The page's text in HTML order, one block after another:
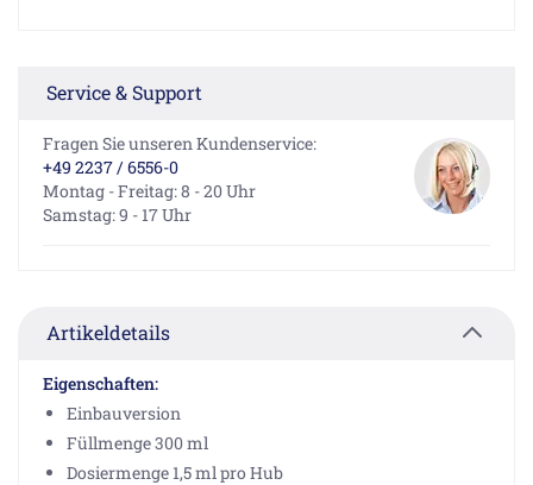
Service & Support
Fragen Sie unseren Kundenservice:
+49 2237 / 6556-0
Montag - Freitag: 8 - 20 Uhr
Samstag: 9 - 17 Uhr
Artikeldetails
Eigenschaften:
Einbauversion
Füllmenge 300 ml
Dosiermenge 1,5 ml pro Hub